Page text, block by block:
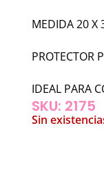
MEDIDA 20 X
PROTECTOR
IDEAL PARA
SKU: 2175
Sin